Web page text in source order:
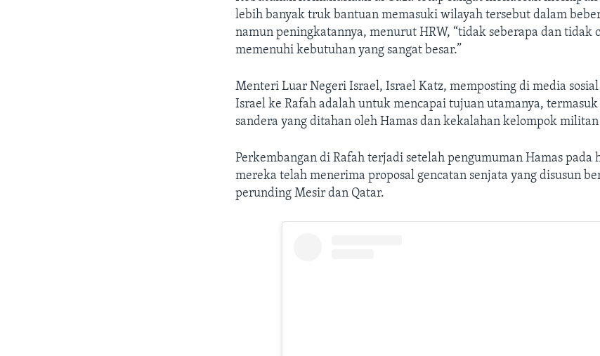
lebih banyak truk bantuan memasuki wilayah tersebut dalam
namun peningkatannya, menurut HRW, “tidak seberapa dan tidak
memenuhi kebutuhan yang sangat besar.”
Menteri Luar Negeri Israel, Israel Katz, memposting di media
Israel ke Rafah adalah untuk mencapai tujuan utamanya,
sandera yang ditahan oleh Hamas dan kekalahan kelompok
Perkembangan di Rafah terjadi setelah pengumuman Hamas pada
mereka telah menerima proposal gencatan senjata yang disusun
perunding Mesir dan Qatar.